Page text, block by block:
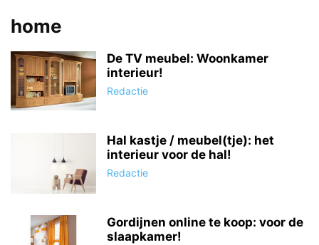
home
De TV meubel: Woonkamer
interieur!
Redactie
Hal kastje / meubel(tje): het
interieur voor de hal!
Redactie
Gordijnen online te koop: voor de
slaapkamer!